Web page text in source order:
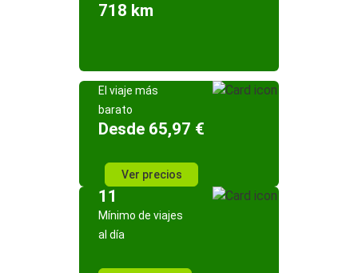
718 km
El viaje más
barato
Desde 65,97 €
Ver precios
11
Mínimo de viajes
al día